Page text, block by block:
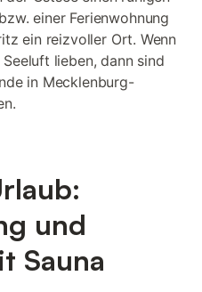
einer Ferienwohnung
ein reizvoller Ort. Wenn
lieben, dann sind
in Mecklenburg-
und
Sauna